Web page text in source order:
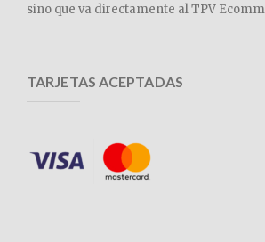
sino que va directamente al TPV
TARJETAS ACEPTADAS